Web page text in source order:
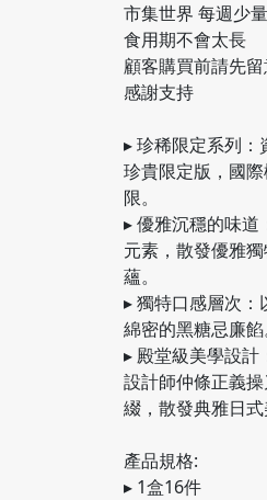
市集世界 每週少
食用期不會太長
顧客購買前請先
感謝支持
▸ 珍稀限定系列：
珍貴限定版，國
限。
▸ 優雅沉穩的味
元素，散發優雅
蘊。
▸ 獨特口感層次：
綿密的黑糖忌廉餡
▸ 殿堂級美學設計
設計師仲條正義
綴，散發典雅日式
產品規格:
▸ 1盒16件